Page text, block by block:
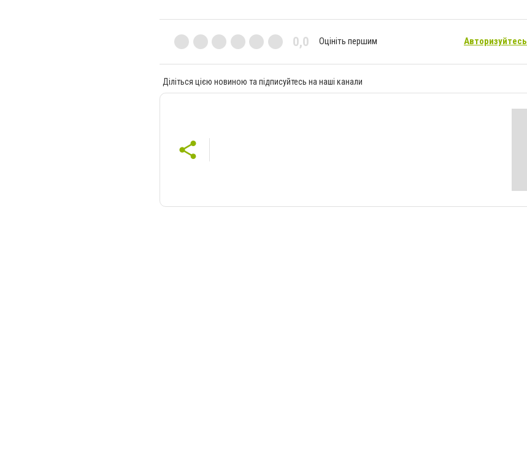
0,0 Оцініть першим Авторизуйтесь
Діліться цією новиною та підписуйтесь на наші канали